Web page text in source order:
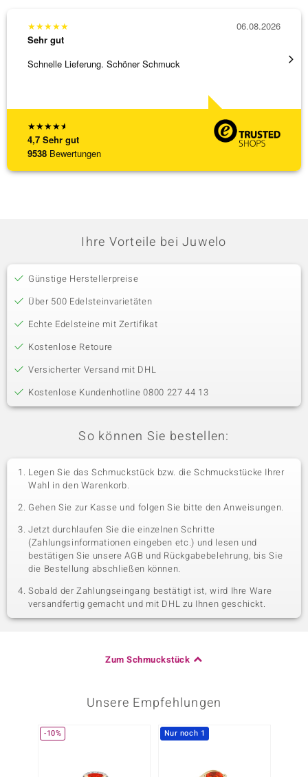
★★★★★
4,7 Sehr gut
9538 Bewertungen
★★★★★
Sehr gut
Schnelle Lieferung. Schöner Schmuck
06.08.2026
Top
Ihre Vorteile bei Juwelo
Günstige Herstellerpreise
Über 500 Edelsteinvarietäten
Echte Edelsteine mit Zertifikat
Kostenlose Retoure
Versicherter Versand mit DHL
Kostenlose Kundenhotline 0800 227 44 13
So können Sie bestellen:
Legen Sie das Schmuckstück bzw. die Schmuckstücke Ihrer
Wahl in den Warenkorb.
Gehen Sie zur Kasse und folgen Sie bitte den Anweisungen.
Jetzt durchlaufen Sie die einzelnen Schritte
(Zahlungsinformationen eingeben etc.) und lesen und
bestätigen Sie unsere AGB und Rückgabebelehrung, bis Sie
die Bestellung abschließen können.
Sobald der Zahlungseingang bestätigt ist, wird Ihre Ware
versandfertig gemacht und mit DHL zu Ihnen geschickt.
Zum Schmuckstück
Unsere Empfehlungen
-10% Nur noch 1